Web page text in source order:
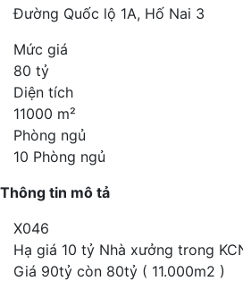
Đường Quốc lộ 1A, Hố Nai 3
Mức giá
80 tỷ
Diện tích
11000 m²
Phòng ngủ
10 Phòng ngủ
Thông tin mô tả
X046
Hạ giá 10 tỷ Nhà xưởng trong
Giá 90tỷ còn 80tỷ ( 11.000m2 )